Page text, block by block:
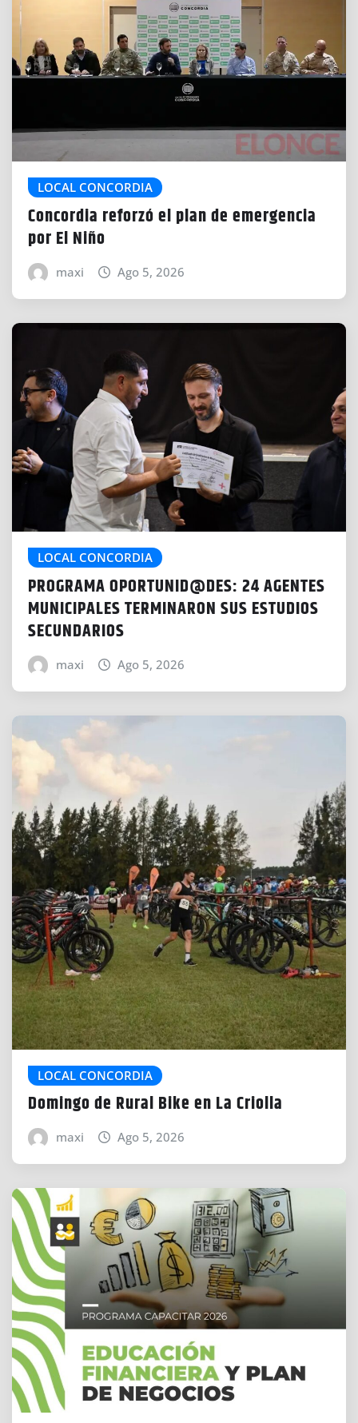
LOCAL CONCORDIA
Concordia reforzó el plan de emergencia
por El Niño
maxi Ago 5, 2026
LOCAL CONCORDIA
PROGRAMA OPORTUNID@DES: 24 AGENTES
MUNICIPALES TERMINARON SUS ESTUDIOS
SECUNDARIOS
maxi Ago 5, 2026
LOCAL CONCORDIA
Domingo de Rural Bike en La Criolla
maxi Ago 5, 2026